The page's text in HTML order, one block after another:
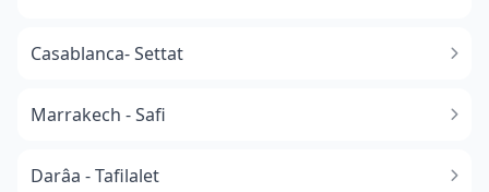
Casablanca- Settat
Marrakech - Safi
Darâa - Tafilalet